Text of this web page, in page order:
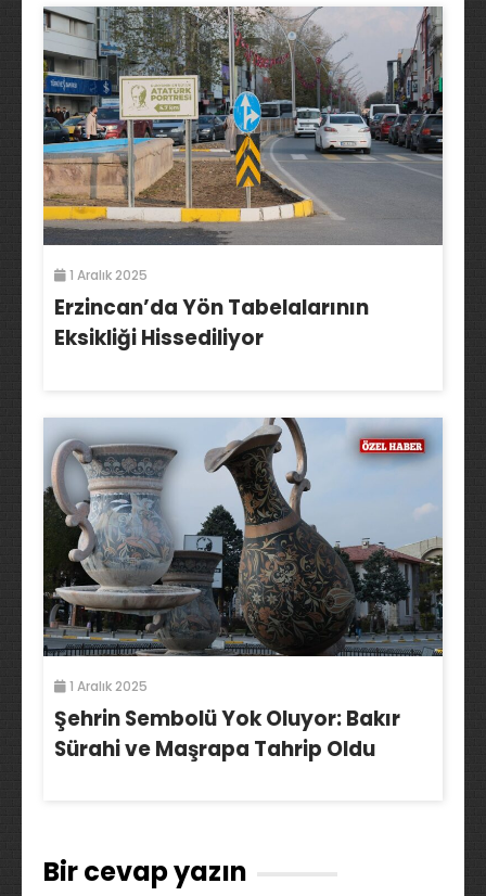
1 Aralık 2025
Erzincan’da Yön Tabelalarının
Eksikliği Hissediliyor
1 Aralık 2025
Şehrin Sembolü Yok Oluyor: Bakır
Sürahi ve Maşrapa Tahrip Oldu
Bir cevap yazın